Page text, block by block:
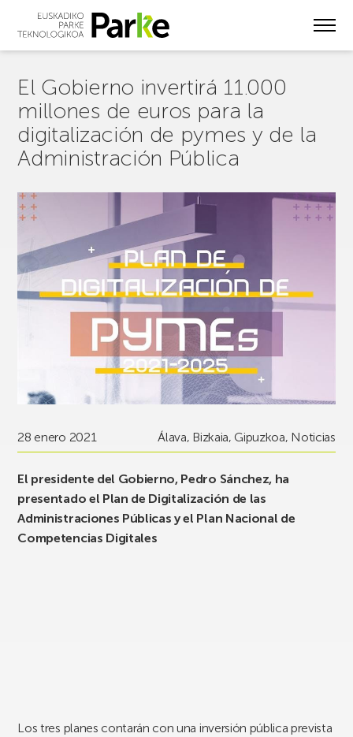
El Gobierno invertirá 11.000
millones de euros para la
digitalización de pymes y de la
Administración Pública
28 enero 2021 Álava, Bizkaia,Gipuzkoa, Noticias
El presidente del Gobierno, Pedro Sánchez, ha
presentado el Plan de Digitalización de las
Administraciones Públicas y el Plan Nacional de
Competencias Digitales
Los tres planes contarán con una inversión pública prevista